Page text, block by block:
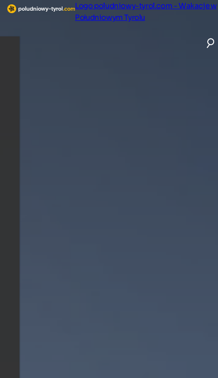
Logo poludniowy-tyrol.com - Wakacje w
Południowym Tyrolu